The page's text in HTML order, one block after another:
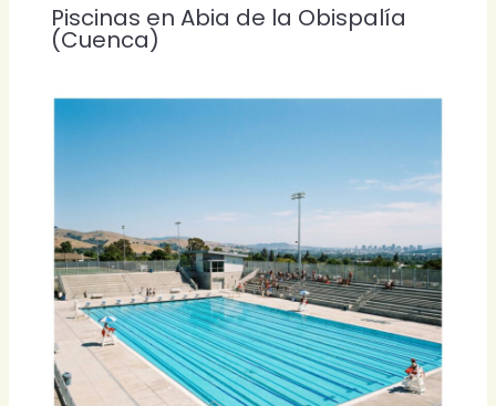
Piscinas en Abia de la Obispalía
(Cuenca)